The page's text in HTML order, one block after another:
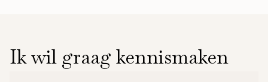
Ik wil graag kennismaken